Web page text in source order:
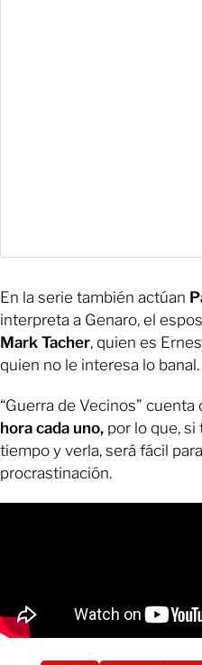
En la serie también actúan
interpreta a Genaro, el
Mark Tacher, quien es
quien no le interesa lo banal.
“Guerra de Vecinos” cuenta
hora cada uno, por lo que, si
tiempo y verla, será fácil
procrastinación.